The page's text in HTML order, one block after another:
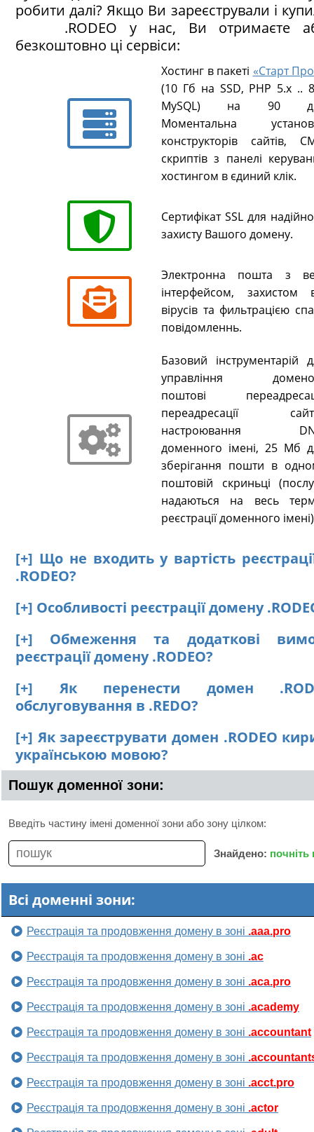
робити далі? Якщо Ви зареєстрували і
.RODEO у нас, Ви отримаєте
безкоштовно ці сервіси:
Хостинг в пакеті «Старт
(10 Гб на SSD, PHP 5.х ..
MySQL) на 90
Моментальна
конструкторів сайтів,
скриптів з панелі
хостингом в єдиний клік.
Сертифікат SSL для
захисту Вашого домену.
Электронна пошта з
інтерфейсом, захистом
вірусів та фильтрацією
повідомленнь.
Базовий інструментарій
управління
поштові
переадресації
настроювання
доменного імені, 25 Мб
зберігання пошти в
поштовій скриньці
надаються на весь
реєстрації доменного
[+] Що не входить у вартість
.RODEO?
[+] Особливості реєстрації домену
[+] Обмеження та додаткові
реєстрації домену .RODEO?
[+] Як перенести домен
обслуговування в .REDO?
[+] Як зареєструвати домен .RODEO
українською мовою?
Пошук доменної зони:
Введіть частину імені доменної зони або зону цілком:
Знайдено:
Всі доменні зони:
Реєстрація та продовження домену в зоні .aaa.pro
Реєстрація та продовження домену в зоні .ac
Реєстрація та продовження домену в зоні .aca.pro
Реєстрація та продовження домену в зоні .academy
Реєстрація та продовження домену в зоні .accountant
Реєстрація та продовження домену в зоні
Реєстрація та продовження домену в зоні .acct.pro
Реєстрація та продовження домену в зоні .actor